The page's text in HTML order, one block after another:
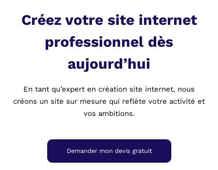
Créez votre site internet
professionnel dès
aujourd’hui
En tant qu’expert en création site internet, nous
créons un site sur mesure qui reflète votre activité et
vos ambitions.
Demander mon devis gratuit